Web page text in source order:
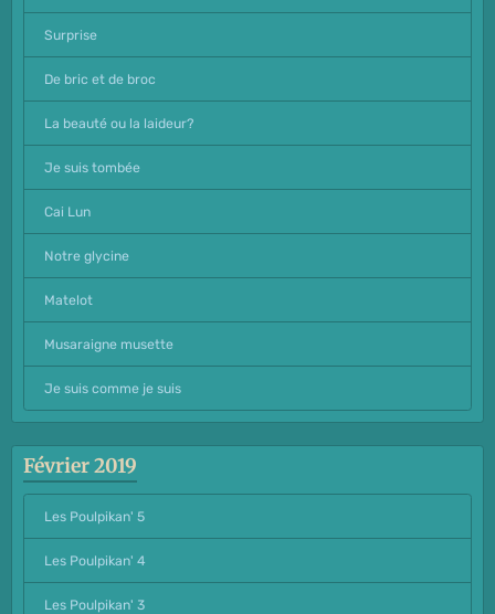
Surprise
De bric et de broc
La beauté ou la laideur?
Je suis tombée
Cai Lun
Notre glycine
Matelot
Musaraigne musette
Je suis comme je suis
Février 2019
Les Poulpikan' 5
Les Poulpikan' 4
Les Poulpikan' 3